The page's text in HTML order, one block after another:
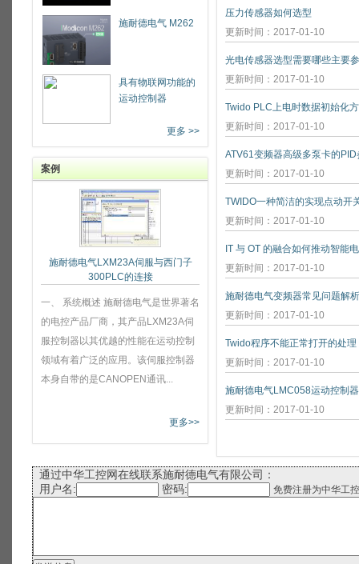
施耐德电气 M262
具有物联网功能的
运动控制器
更多 >>
案例
施耐德电气LXM23A伺服与西门子
300PLC的连接
一、 系统概述 施耐德电气是世界著名
的电控产品厂商，其产品LXM23A伺
服控制器以其优越的性能在运动控制
领域有着广泛的应用。该伺服控制器
本身自带的是CANOPEN通讯...
更多>>
压力传感器如何选型
更新时间：2017-01-10
光电传感器选型需要哪些主要
更新时间：2017-01-10
Twido PLC上电时数据初始化
更新时间：2017-01-10
ATV61变频器高级多泵卡的
更新时间：2017-01-10
TWIDO一种简洁的实现点动开
更新时间：2017-01-10
IT 与 OT 的融合如何推动智能
更新时间：2017-01-10
施耐德电气变频器常见问题解析
更新时间：2017-01-10
Twido程序不能正常打开的处理
更新时间：2017-01-10
施耐德电气LMC058运动控制
更新时间：2017-01-10
通过中华工控网在线联系施耐德电气有限公司：
用户名:
密码: 免费注册为中华工